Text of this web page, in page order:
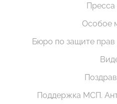
Пресса
Особое
Бюро по защите
Поддержка МСП.